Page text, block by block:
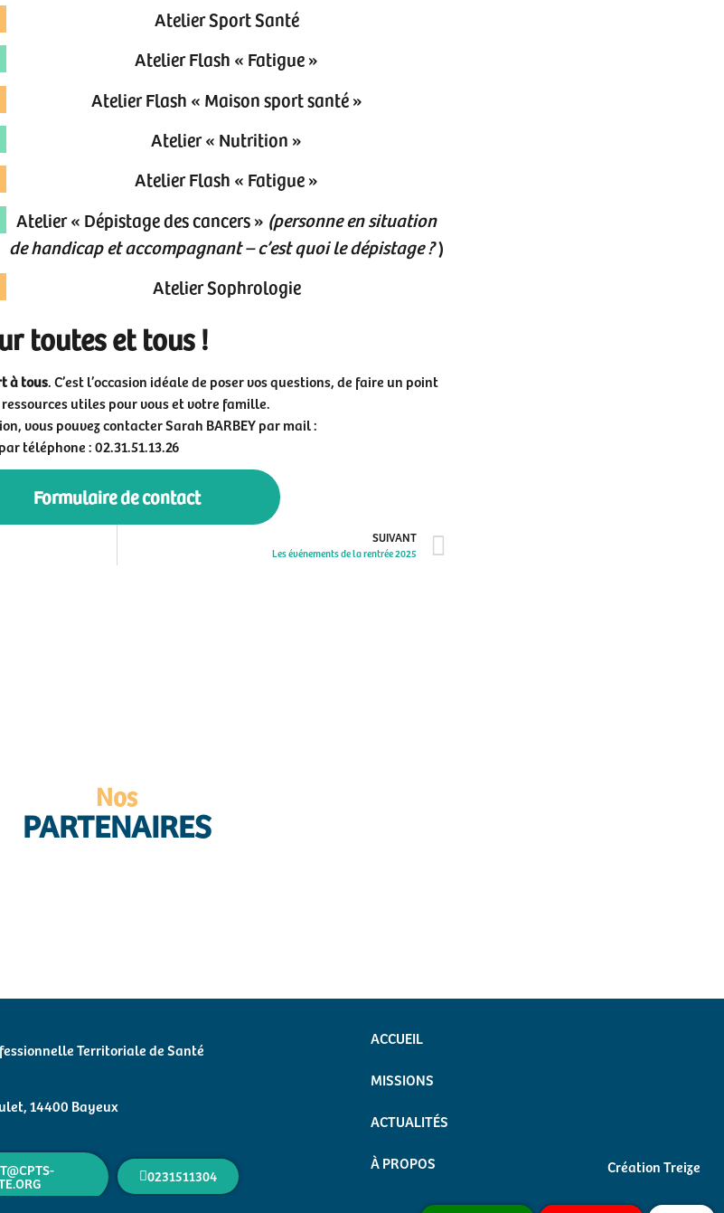
Atelier Sport Santé
Atelier Flash « Fatigue »
Atelier Flash « Maison sport santé »
Atelier « Nutrition »
Atelier Flash « Fatigue »
Atelier « Dépistage des cancers » (personne en situation
de handicap et accompagnant – c’est quoi le dépistage ?)
Atelier Sophrologie
toutes et tous !
à tous. C’est l’occasion idéale de poser vos questions, de faire un point
utiles pour vous et votre famille.
vous pouvez contacter Sarah BARBEY par mail :
téléphone : 02.31.51.13.26
Formulaire de contact
SUIVANT
Les événements de la rentrée 2025
Nos
PARTENAIRES
Territoriale de Santé
14400 Bayeux
0231511304
ACCUEIL
MISSIONS
ACTUALITÉS
À PROPOS
CONTACT
Création Treize
Mentions légales